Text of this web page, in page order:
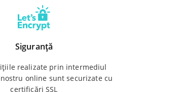
Siguranță
realizate prin intermediul
online sunt securizate cu
certificări SSL